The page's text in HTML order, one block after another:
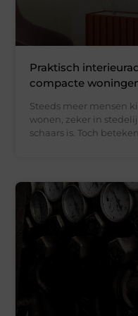
Praktisch
compacte
Steeds meer mensen
wonen, zeker in
schaars is. Toch